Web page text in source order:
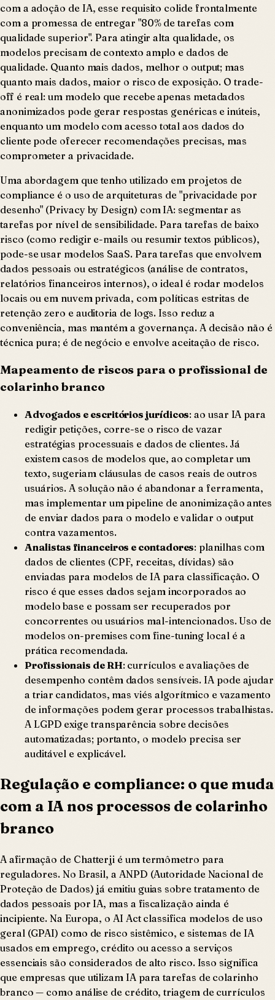
com a adoção de IA, esse requisito colide frontalmente
com a promessa de entregar "80% de tarefas com
qualidade superior". Para atingir alta qualidade, os
modelos precisam de contexto amplo e dados de
qualidade. Quanto mais dados, melhor o output; mas
quanto mais dados, maior o risco de exposição. O trade-
off é real: um modelo que recebe apenas metadados
anonimizados pode gerar respostas genéricas e inúteis,
enquanto um modelo com acesso total aos dados do
cliente pode oferecer recomendações precisas, mas
comprometer a privacidade.
Uma abordagem que tenho utilizado em projetos de
compliance é o uso de arquiteturas de "privacidade por
desenho" (Privacy by Design) com IA: segmentar as
tarefas por nível de sensibilidade. Para tarefas de baixo
risco (como redigir e-mails ou resumir textos públicos),
pode-se usar modelos SaaS. Para tarefas que envolvem
dados pessoais ou estratégicos (análise de contratos,
relatórios financeiros internos), o ideal é rodar modelos
locais ou em nuvem privada, com políticas estritas de
retenção zero e auditoria de logs. Isso reduz a
conveniência, mas mantém a governança. A decisão não é
técnica pura; é de negócio e envolve aceitação de risco.
Mapeamento de riscos para o profissional de
colarinho branco
Advogados e escritórios jurídicos: ao usar IA para
redigir petições, corre-se o risco de vazar
estratégias processuais e dados de clientes. Já
existem casos de modelos que, ao completar um
texto, sugeriam cláusulas de casos reais de outros
usuários. A solução não é abandonar a ferramenta,
mas implementar um pipeline de anonimização antes
de enviar dados para o modelo e validar o output
contra vazamentos.
Analistas financeiros e contadores: planilhas com
dados de clientes (CPF, receitas, dívidas) são
enviadas para modelos de IA para classificação. O
risco é que esses dados sejam incorporados ao
modelo base e possam ser recuperados por
concorrentes ou usuários mal-intencionados. Uso de
modelos on-premises com fine-tuning local é a
prática recomendada.
Profissionais de RH: currículos e avaliações de
desempenho contêm dados sensíveis. IA pode ajudar
a triar candidatos, mas viés algorítmico e vazamento
de informações podem gerar processos trabalhistas.
A LGPD exige transparência sobre decisões
automatizadas; portanto, o modelo precisa ser
auditável e explicável.
Regulação e compliance: o que muda
com a IA nos processos de colarinho
branco
A afirmação de Chatterji é um termômetro para
reguladores. No Brasil, a ANPD (Autoridade Nacional de
Proteção de Dados) já emitiu guias sobre tratamento de
dados pessoais por IA, mas a fiscalização ainda é
incipiente. Na Europa, o AI Act classifica modelos de uso
geral (GPAI) como de risco sistêmico, e sistemas de IA
usados em emprego, crédito ou acesso a serviços
essenciais são considerados de alto risco. Isso significa
que empresas que utilizam IA para tarefas de colarinho
branco — como análise de crédito, triagem de currículos